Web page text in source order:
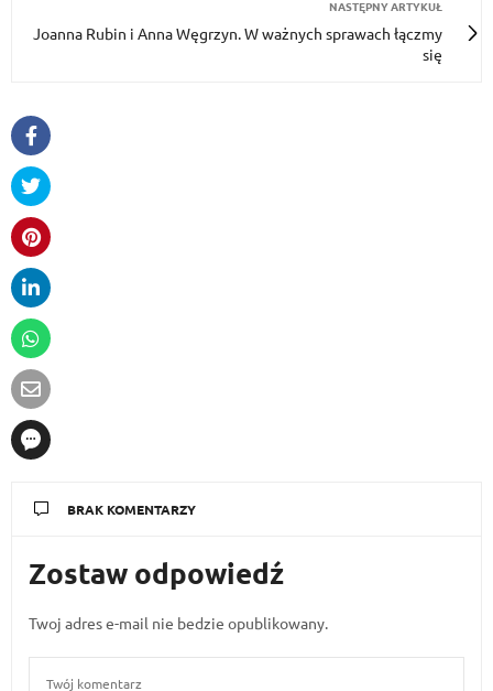
NASTĘPNY ARTYKUŁ
Joanna Rubin i Anna Węgrzyn. W ważnych sprawach łączmy
się
BRAK KOMENTARZY
Zostaw odpowiedź
Twoj adres e-mail nie bedzie opublikowany.